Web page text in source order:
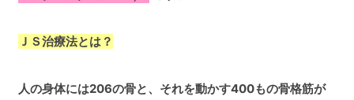
ＪＳ治療法とは？
人の身体には206の骨と、それを動かす400もの骨格筋が